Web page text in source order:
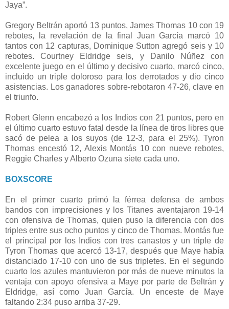
Jaya”.
Gregory Beltrán aportó 13 puntos, James Thomas 10 con 19
rebotes, la revelación de la final Juan García marcó 10
tantos con 12 capturas, Dominique Sutton agregó seis y 10
rebotes. Courtney Eldridge seis, y Danilo Núñez con
excelente juego en el último y decisivo cuarto, marcó cinco,
incluido un triple doloroso para los derrotados y dio cinco
asistencias. Los ganadores sobre-rebotaron 47-26, clave en
el triunfo.
Robert Glenn encabezó a los Indios con 21 puntos, pero en
el último cuarto estuvo fatal desde la línea de tiros libres que
sacó de pelea a los suyos (de 12-3, para el 25%). Tyron
Thomas encestó 12, Alexis Montás 10 con nueve rebotes,
Reggie Charles y Alberto Ozuna siete cada uno.
BOXSCORE
En el primer cuarto primó la férrea defensa de ambos
bandos con imprecisiones y los Titanes aventajaron 19-14
con ofensiva de Thomas, quien puso la diferencia con dos
triples entre sus ocho puntos y cinco de Thomas. Montás fue
el principal por los Indios con tres canastos y un triple de
Tyron Thomas que acercó 13-17, después que Maye había
distanciado 17-10 con uno de sus tripletes. En el segundo
cuarto los azules mantuvieron por más de nueve minutos la
ventaja con apoyo ofensiva a Maye por parte de Beltrán y
Eldridge, así como Juan García. Un enceste de Maye
faltando 2:34 puso arriba 37-29.